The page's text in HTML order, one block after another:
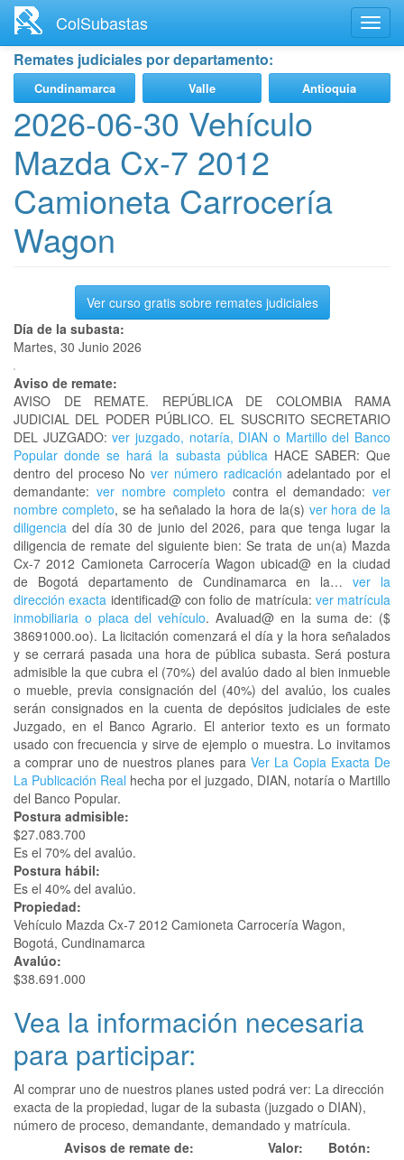
contenido
principal
ColSubastas
Remates judiciales por departamento:
Cundinamarca Valle Antioquia
2026-06-30 Vehículo
Mazda Cx-7 2012
Camioneta Carrocería
Wagon
Ver curso gratis sobre remates judiciales
Día de la subasta:
Martes, 30 Junio 2026
Aviso de remate:
AVISO DE REMATE. REPÚBLICA DE COLOMBIA RAMA
JUDICIAL DEL PODER PÚBLICO. EL SUSCRITO SECRETARIO
DEL JUZGADO: ver juzgado, notaría, DIAN o Martillo del Banco
Popular donde se hará la subasta públicaHACE SABER: Que
dentro del proceso Nover número radicación adelantado por el
demandante: ver nombre completo contra el demandado: ver
nombre completo, se ha señalado la hora de la(s) ver hora de la
diligencia del día 30 de junio del 2026, para que tenga lugar la
diligencia de remate del siguiente bien: Se trata de un(a) Mazda
Cx-7 2012 Camioneta Carrocería Wagon ubicad@ en la ciudad
de Bogotá departamento de Cundinamarca en la…ver la
dirección exacta identificad@ con folio de matrícula: ver matrícula
inmobiliaria o placa del vehículo. Avaluad@ en la suma de: ($
38691000.oo). La licitación comenzará el día y la hora señalados
y se cerrará pasada una hora de pública subasta. Será postura
admisible la que cubra el (70%) del avalúo dado al bien inmueble
o mueble, previa consignación del (40%) del avalúo, los cuales
serán consignados en la cuenta de depósitos judiciales de este
Juzgado, en el Banco Agrario. El anterior texto es un formato
usado con frecuencia y sirve de ejemplo o muestra. Lo invitamos
a comprar uno de nuestros planes para Ver La Copia Exacta De
La Publicación Real hecha por el juzgado, DIAN, notaría o Martillo
del Banco Popular.
Postura admisible:
$27.083.700
Es el 70% del avalúo.
Postura hábil:
Es el 40% del avalúo.
Propiedad:
Vehículo Mazda Cx-7 2012 Camioneta Carrocería Wagon,
Bogotá, Cundinamarca
Avalúo:
$38.691.000
Vea la información necesaria
para participar:
Al comprar uno de nuestros planes usted podrá ver: La dirección
exacta de la propiedad, lugar de la subasta (juzgado o DIAN),
número de proceso, demandante, demandado y matrícula.
Avisos de remate de:
Valor:
Botón: